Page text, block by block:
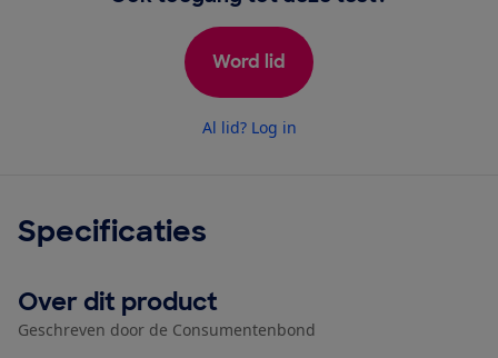
Word lid
Al lid? Log in
Specificaties
Over dit product
Geschreven door de Consumentenbond